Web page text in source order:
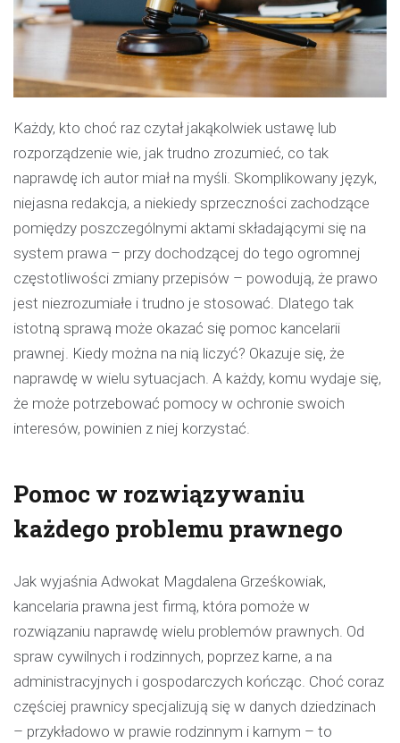
Każdy, kto choć raz czytał jakąkolwiek ustawę lub
rozporządzenie wie, jak trudno zrozumieć, co tak
naprawdę ich autor miał na myśli. Skomplikowany język,
niejasna redakcja, a niekiedy sprzeczności zachodzące
pomiędzy poszczególnymi aktami składającymi się na
system prawa – przy dochodzącej do tego ogromnej
częstotliwości zmiany przepisów – powodują, że prawo
jest niezrozumiałe i trudno je stosować. Dlatego tak
istotną sprawą może okazać się pomoc kancelarii
prawnej. Kiedy można na nią liczyć? Okazuje się, że
naprawdę w wielu sytuacjach. A każdy, komu wydaje się,
że może potrzebować pomocy w ochronie swoich
interesów, powinien z niej korzystać.
Pomoc w rozwiązywaniu
każdego problemu prawnego
Jak wyjaśnia Adwokat Magdalena Grześkowiak,
kancelaria prawna jest firmą, która pomoże w
rozwiązaniu naprawdę wielu problemów prawnych. Od
spraw cywilnych i rodzinnych, poprzez karne, a na
administracyjnych i gospodarczych kończąc. Choć coraz
częściej prawnicy specjalizują się w danych dziedzinach
– przykładowo w prawie rodzinnym i karnym – to